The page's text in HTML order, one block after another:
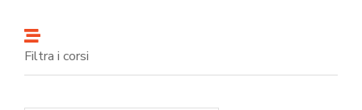
Filtra i corsi